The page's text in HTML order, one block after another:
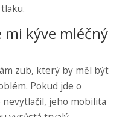
mi kýve mléčný
zub, který by měl být
Pokud jde o
jeho mobilita